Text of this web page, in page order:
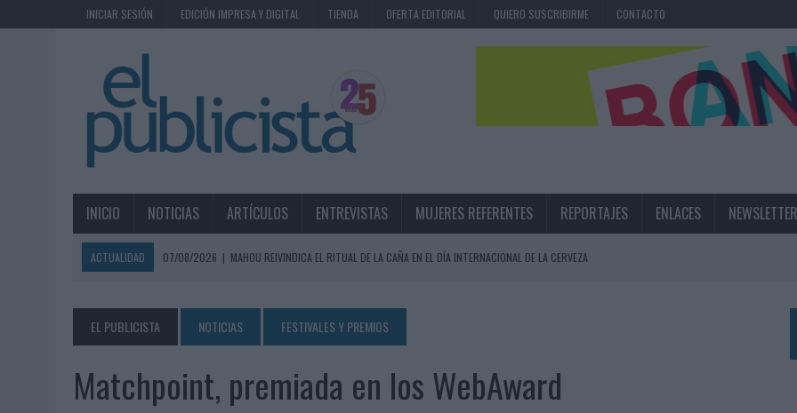
INICIAR SESIÓN EDICIÓN IMPRESA Y DIGITAL TIENDA OFERTA EDITORIAL QUIERO SUSCRIBIRME CONTACTO
INICIO NOTICIAS ARTÍCULOS ENTREVISTAS MUJERES REFERENTES REPORTAJES ENLACES NEWSLETTER
ACTUALIDAD 07/08/2026 | MAHOU REIVINDICA EL RITUAL DE LA CAÑA EN EL DÍA INTERNACIONAL DE LA CERVEZA
07/08/2026 | EL VERANO PONE A PRUEBA LA ESTRATEGIA DIGITAL DE LAS MARCAS
07/08/2026
VUELING CONVIERTE LOS RECUERDOS EN SOUVENIRS CON IA
07/08/2026
CUANDO SE APAGUE EL SOL, EL ECLIPSE DE 2026 PONDRÁ A PRUEBA LA CREATIVIDAD DE LAS MARCAS
EL PUBLICISTA NOTICIAS FESTIVALES Y PREMIOS
Matchpoint, premiada en los WebAward